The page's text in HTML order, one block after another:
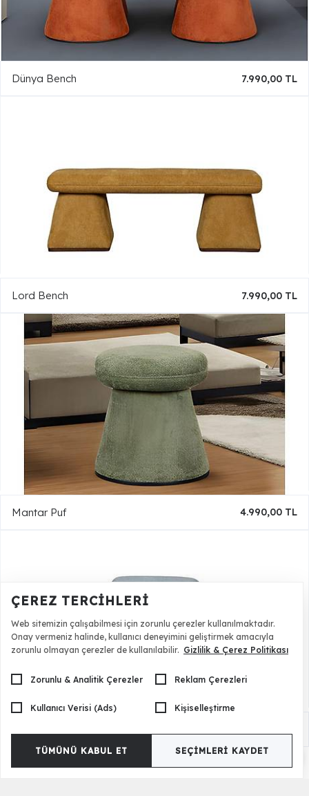
Dünya Bench 7.990,00 TL
Lord Bench 7.990,00 TL
Mantar Puf 4.990,00 TL
ÇEREZ TERCIHLERI
Web sitemizin çalışabilmesi için zorunlu çerezler kullanılmaktadır.
Onay vermeniz halinde, kullanıcı deneyimini geliştirmek amacıyla
zorunlu olmayan çerezler de kullanılabilir. Gizlilik & Çerez Politikası
Zorunlu & Analitik Çerezler Reklam Çerezleri
Kullanıcı Verisi (Ads) Kişiselleştirme
TÜMÜNÜ KABUL ET SEÇIMLERI KAYDET